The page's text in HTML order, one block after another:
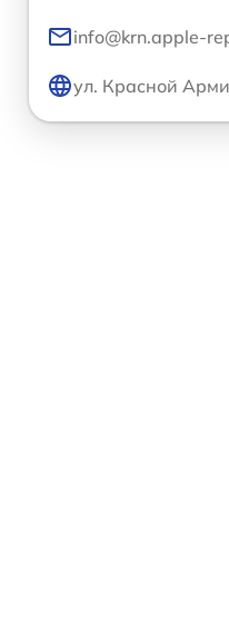
info@krn.apple-
ул. Красной